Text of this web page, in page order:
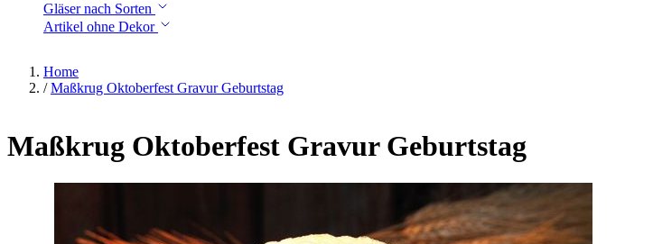
Gläser nach Sorten
Artikel ohne Dekor
Home
/ Maßkrug Oktoberfest Gravur Geburtstag
Maßkrug Oktoberfest Gravur Geburtstag